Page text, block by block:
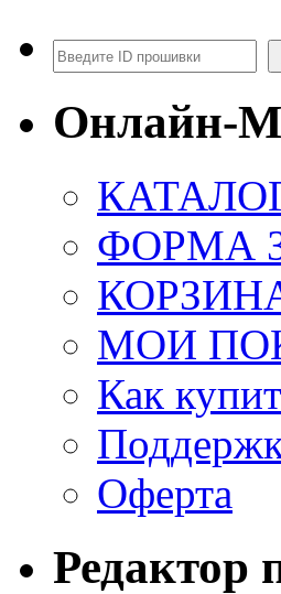
Поиск
Онлайн-
ФОРМА
МОИ
Как
Оферта
Редактор